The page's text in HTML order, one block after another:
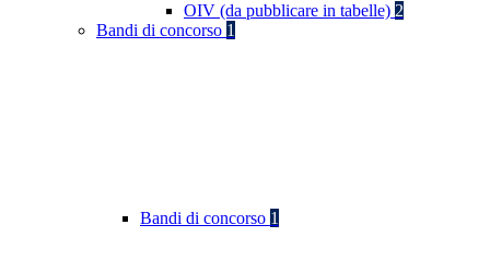
OIV (da pubblicare in tabelle) 2
Bandi di concorso 1
Bandi di concorso 1